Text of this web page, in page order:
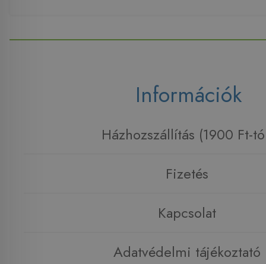
Információk
Házhozszállítás (1900 Ft-
Fizetés
Kapcsolat
Adatvédelmi tájékoztató